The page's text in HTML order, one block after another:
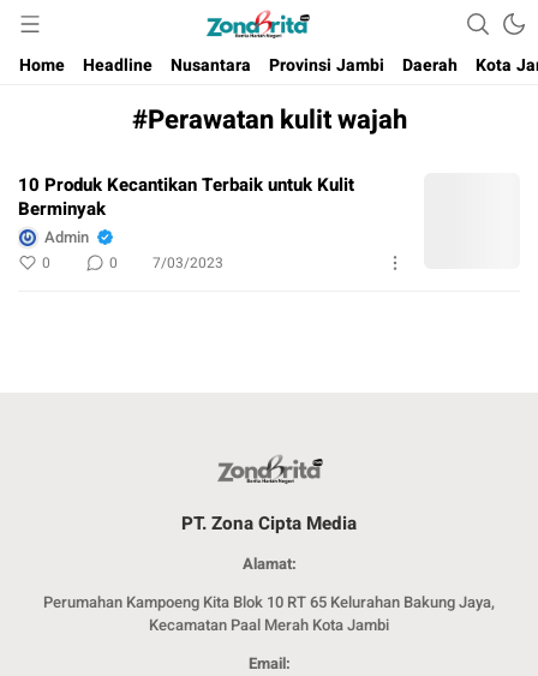
Berita Harian Negeri
Home
Headline Nusantara Provinsi Jambi Daerah Kota
#Perawatan kulit wajah
10 Produk Kecantikan Terbaik untuk Kulit
Berminyak
Admin
0 0 7/03/2023
PT. Zona Cipta Media
Alamat:
Perumahan Kampoeng Kita Blok 10 RT 65 Kelurahan Bakung Jaya,
Kecamatan Paal Merah Kota Jambi
Email: